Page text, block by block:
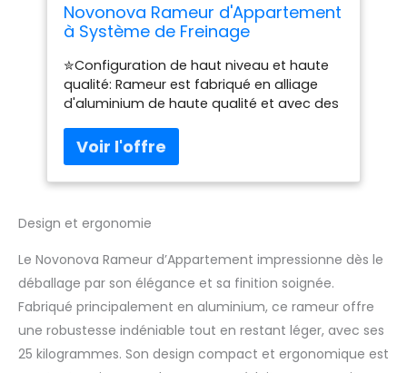
Novonova Rameur d'Appartement
à Système de Freinage
Résistance, Glissière en
Aluminium, Ecran LCD, Silencieux,
Pliable pour Maison & Bureau
✮Configuration de haut niveau et haute
qualité: Rameur est fabriqué en alliage
d'aluminium de haute qualité et avec des
pour garantir un réglage télescopique
facile et fluide et aucun décalage de
l’opérationt. Haute qualité garantie.
rameur pliable. 8 niveaux de résistance
réglables et d'un réglage avancé du frein
magnétique, vous pouvez choisir en
fonction de vos besoins et obtenir le
meilleur résultat d'entraînement. ✮Écran
LCD multifonction: L'écran LCD affiche vos
données sportives telles que
temps/vitesse/compte/calories/distance
Design et ergonomie
Le Novonova Rameur d’Appartement impressionne dès le
déballage par son élégance et sa finition soignée.
Fabriqué principalement en aluminium, ce rameur offre
une robustesse indéniable tout en restant léger, avec ses
25 kilogrammes. Son design compact et ergonomique est